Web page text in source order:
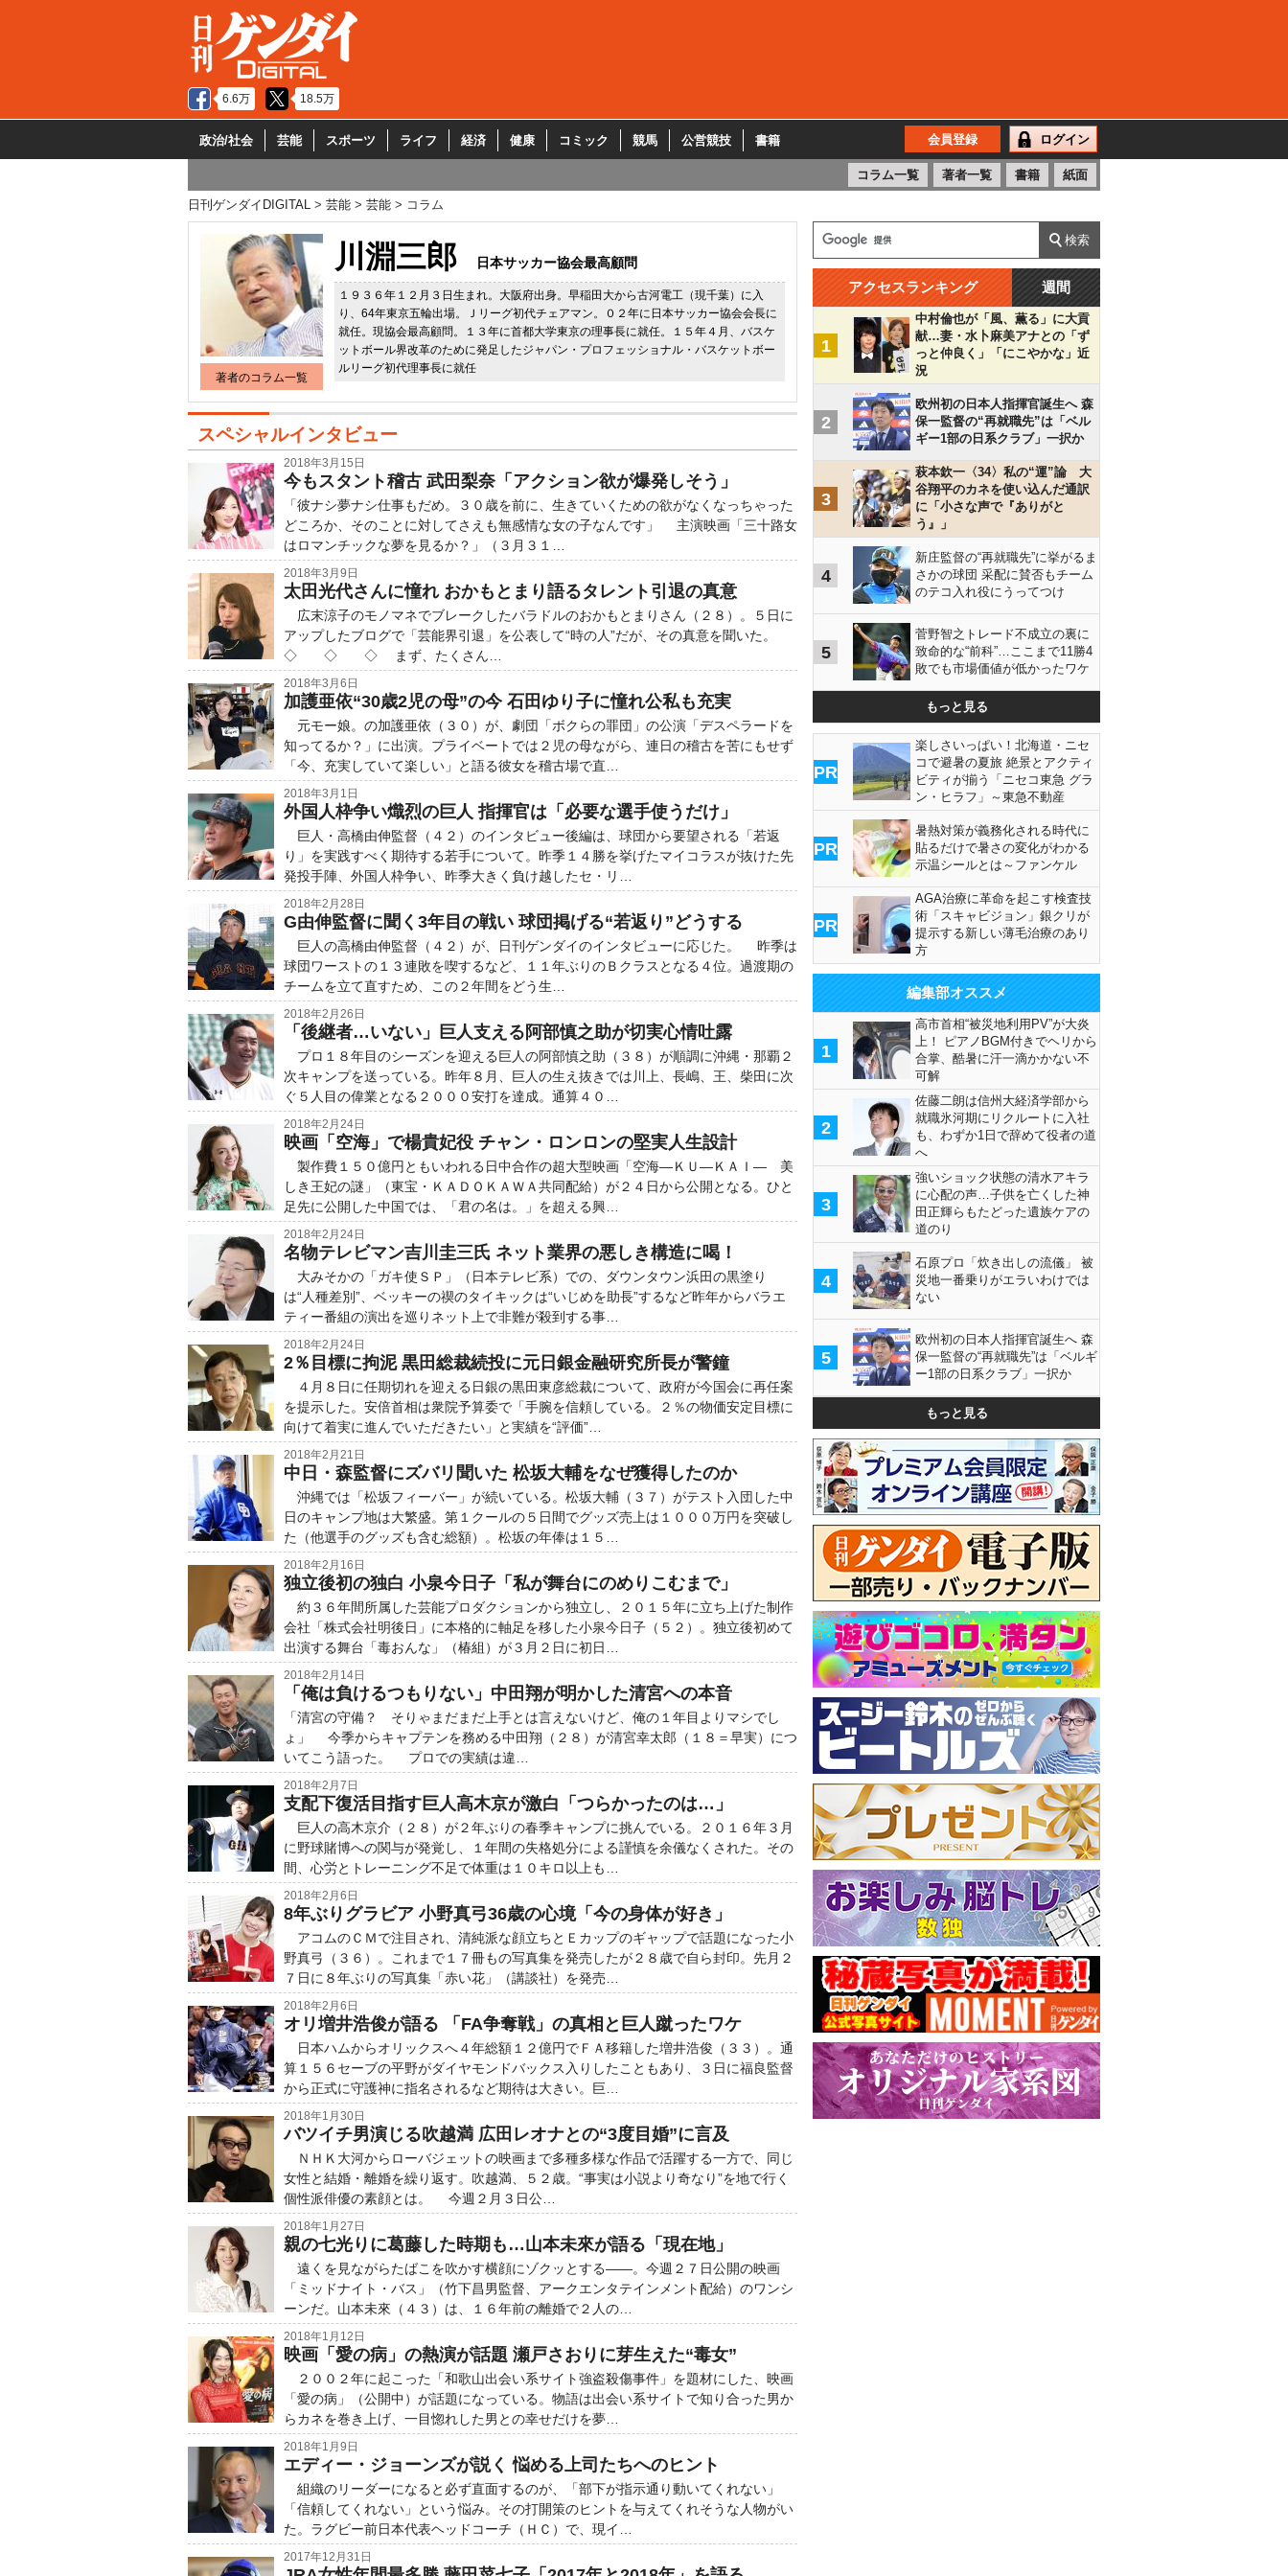
6.6万 18.5万
政治/社会 芸能 スポーツ ライフ 経済 健康 コミック 競馬 公営競技 書籍 会員登録 ログイン
コラム一覧 著者一覧 書籍 紙面
日刊ゲンダイDIGITAL 芸能 芸能 コラム
著者のコラム一覧
川淵三郎 日本サッカー協会最高顧問
１９３６年１２月３日生まれ。大阪府出身。早稲田大から古河電工（現千葉）に入
り、64年東京五輪出場。Ｊリーグ初代チェアマン。０２年に日本サッカー協会会長に
就任。現協会最高顧問。１３年に首都大学東京の理事長に就任。１５年４月、バスケ
ットボール界改革のために発足したジャパン・プロフェッショナル・バスケットボー
ルリーグ初代理事長に就任
スペシャルインタビュー
2018年3月15日
今もスタント稽古 武田梨奈「アクション欲が爆発しそう」
「彼ナシ夢ナシ仕事もだめ。３０歳を前に、生きていくための欲がなくなっちゃった
どころか、そのことに対してさえも無感情な女の子なんです」 主演映画「三十路女
はロマンチックな夢を見るか？」（３月３１…
2018年3月9日
太田光代さんに憧れ おかもとまり語るタレント引退の真意
広末涼子のモノマネでブレークしたバラドルのおかもとまりさん（２８）。５日に
アップしたブログで「芸能界引退」を公表して“時の人”だが、その真意を聞いた。
◇ ◇ ◇ まず、たくさん…
2018年3月6日
加護亜依“30歳2児の母”の今 石田ゆり子に憧れ公私も充実
元モー娘。の加護亜依（３０）が、劇団「ボクらの罪団」の公演「デスペラードを
知ってるか？」に出演。プライベートでは２児の母ながら、連日の稽古を苦にもせず
「今、充実していて楽しい」と語る彼女を稽古場で直…
2018年3月1日
外国人枠争い熾烈の巨人 指揮官は「必要な選手使うだけ」
巨人・高橋由伸監督（４２）のインタビュー後編は、球団から要望される「若返
り」を実践すべく期待する若手について。昨季１４勝を挙げたマイコラスが抜けた先
発投手陣、外国人枠争い、昨季大きく負け越したセ・リ…
2018年2月28日
G由伸監督に聞く3年目の戦い 球団掲げる“若返り”どうする
巨人の高橋由伸監督（４２）が、日刊ゲンダイのインタビューに応じた。 昨季は
球団ワーストの１３連敗を喫するなど、１１年ぶりのＢクラスとなる４位。過渡期の
チームを立て直すため、この２年間をどう生…
2018年2月26日
「後継者…いない」巨人支える阿部慎之助が切実心情吐露
プロ１８年目のシーズンを迎える巨人の阿部慎之助（３８）が順調に沖縄・那覇２
次キャンプを送っている。昨年８月、巨人の生え抜きでは川上、長嶋、王、柴田に次
ぐ５人目の偉業となる２０００安打を達成。通算４０…
2018年2月24日
映画「空海」で楊貴妃役 チャン・ロンロンの堅実人生設計
製作費１５０億円ともいわれる日中合作の超大型映画「空海―ＫＵ―ＫＡＩ― 美
しき王妃の謎」（東宝・ＫＡＤＯＫＡＷＡ共同配給）が２４日から公開となる。ひと
足先に公開した中国では、「君の名は。」を超える興…
2018年2月24日
名物テレビマン吉川圭三氏 ネット業界の悪しき構造に喝！
大みそかの「ガキ使ＳＰ」（日本テレビ系）での、ダウンタウン浜田の黒塗り
は“人種差別”、ベッキーの禊のタイキックは“いじめを助長”するなど昨年からバラエ
ティー番組の演出を巡りネット上で非難が殺到する事…
2018年2月24日
2％目標に拘泥 黒田総裁続投に元日銀金融研究所長が警鐘
４月８日に任期切れを迎える日銀の黒田東彦総裁について、政府が今国会に再任案
を提示した。安倍首相は衆院予算委で「手腕を信頼している。２％の物価安定目標に
向けて着実に進んでいただきたい」と実績を“評価”…
2018年2月21日
中日・森監督にズバリ聞いた 松坂大輔をなぜ獲得したのか
沖縄では「松坂フィーバー」が続いている。松坂大輔（３７）がテスト入団した中
日のキャンプ地は大繁盛。第１クールの５日間でグッズ売上は１０００万円を突破し
た（他選手のグッズも含む総額）。松坂の年俸は１５…
2018年2月16日
独立後初の独白 小泉今日子「私が舞台にのめりこむまで」
約３６年間所属した芸能プロダクションから独立し、２０１５年に立ち上げた制作
会社「株式会社明後日」に本格的に軸足を移した小泉今日子（５２）。独立後初めて
出演する舞台「毒おんな」（椿組）が３月２日に初日…
2018年2月14日
「俺は負けるつもりない」中田翔が明かした清宮への本音
「清宮の守備？ そりゃまだまだ上手とは言えないけど、俺の１年目よりマシでし
ょ」 今季からキャプテンを務める中田翔（２８）が清宮幸太郎（１８＝早実）につ
いてこう語った。 プロでの実績は違…
2018年2月7日
支配下復活目指す巨人高木京が激白「つらかったのは…」
巨人の高木京介（２８）が２年ぶりの春季キャンプに挑んでいる。２０１６年３月
に野球賭博への関与が発覚し、１年間の失格処分による謹慎を余儀なくされた。その
間、心労とトレーニング不足で体重は１０キロ以上も…
2018年2月6日
8年ぶりグラビア 小野真弓36歳の心境「今の身体が好き」
アコムのＣＭで注目され、清純派な顔立ちとＥカップのギャップで話題になった小
野真弓（３６）。これまで１７冊もの写真集を発売したが２８歳で自ら封印。先月２
７日に８年ぶりの写真集「赤い花」（講談社）を発売…
2018年2月6日
オリ増井浩俊が語る 「FA争奪戦」の真相と巨人蹴ったワケ
日本ハムからオリックスへ４年総額１２億円でＦＡ移籍した増井浩俊（３３）。通
算１５６セーブの平野がダイヤモンドバックス入りしたこともあり、３日に福良監督
から正式に守護神に指名されるなど期待は大きい。巨…
2018年1月30日
バツイチ男演じる吹越満 広田レオナとの“3度目婚”に言及
ＮＨＫ大河からローバジェットの映画まで多種多様な作品で活躍する一方で、同じ
女性と結婚・離婚を繰り返す。吹越満、５２歳。“事実は小説より奇なり”を地で行く
個性派俳優の素顔とは。 今週２月３日公…
2018年1月27日
親の七光りに葛藤した時期も…山本未來が語る「現在地」
遠くを見ながらたばこを吹かす横顔にゾクッとする――。今週２７日公開の映画
「ミッドナイト・バス」（竹下昌男監督、アークエンタテインメント配給）のワンシ
ーンだ。山本未來（４３）は、１６年前の離婚で２人の…
2018年1月12日
映画「愛の病」の熱演が話題 瀬戸さおりに芽生えた“毒女”
２００２年に起こった「和歌山出会い系サイト強盗殺傷事件」を題材にした、映画
「愛の病」（公開中）が話題になっている。物語は出会い系サイトで知り合った男か
らカネを巻き上げ、一目惚れした男との幸せだけを夢…
2018年1月9日
エディー・ジョーンズが説く 悩める上司たちへのヒント
組織のリーダーになると必ず直面するのが、「部下が指示通り動いてくれない」
「信頼してくれない」という悩み。その打開策のヒントを与えてくれそうな人物がい
た。ラグビー前日本代表ヘッドコーチ（ＨＣ）で、現イ…
2017年12月31日
アクセスランキング 週間
1
中村倫也が「風、薫る」に大貢
献…妻・水卜麻美アナとの「ず
っと仲良く」「にこやかな」近
況
2
欧州初の日本人指揮官誕生へ 森
保一監督の“再就職先”は「ベル
ギー1部の日系クラブ」一択か
3
萩本欽一〈34〉私の“運”論 大
谷翔平のカネを使い込んだ通訳
に「小さな声で『ありがと
う』」
4
新庄監督の“再就職先”に挙がるま
さかの球団 采配に賛否もチーム
のテコ入れ役にうってつけ
5
菅野智之トレード不成立の裏に
致命的な“前科”…ここまで11勝4
敗でも市場価値が低かったワケ
もっと見る
PR
楽しさいっぱい！北海道・ニセ
コで避暑の夏旅 絶景とアクティ
ビティが揃う「ニセコ東急 グラ
ン・ヒラフ」～東急不動産
PR
暑熱対策が義務化される時代に
貼るだけで暑さの変化がわかる
示温シールとは～ファンケル
PR
AGA治療に革命を起こす検査技
術「スキャビジョン」銀クリが
提示する新しい薄毛治療のあり
方
編集部オススメ
1
高市首相“被災地利用PV”が大炎
上！ ピアノBGM付きでヘリから
合掌、酷暑に汗一滴かかない不
可解
2
佐藤二朗は信州大経済学部から
就職氷河期にリクルートに入社
も、わずか1日で辞めて役者の道
へ
3
強いショック状態の清水アキラ
に心配の声…子供を亡くした神
田正輝らもたどった遺族ケアの
道のり
4
石原プロ「炊き出しの流儀」 被
災地一番乗りがエラいわけでは
ない
5
欧州初の日本人指揮官誕生へ 森
保一監督の“再就職先”は「ベルギ
ー1部の日系クラブ」一択か
もっと見る